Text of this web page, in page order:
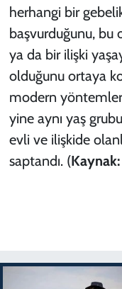
herhangi bir
başvurduğunu, bu
ya da bir ilişki
olduğunu ortaya
modern yöntemler
yine aynı yaş
evli ve ilişkide
saptandı. (Kaynak: